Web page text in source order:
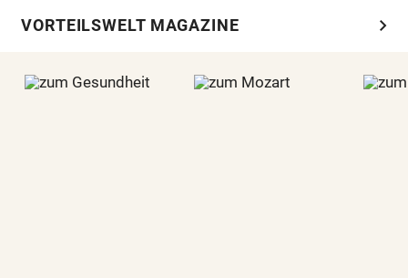
VORTEILSWELT MAGAZINE chevron_right